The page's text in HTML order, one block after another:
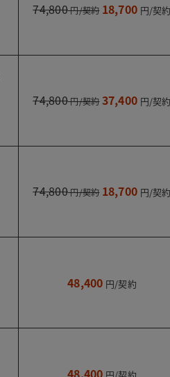
74,800 18,700
74,800 37,400
74,800 18,700
48,400